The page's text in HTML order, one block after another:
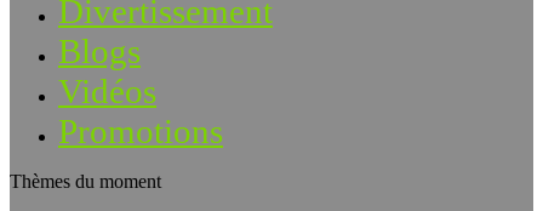
Divertissement
Blogs
Vidéos
Promotions
Thèmes du moment